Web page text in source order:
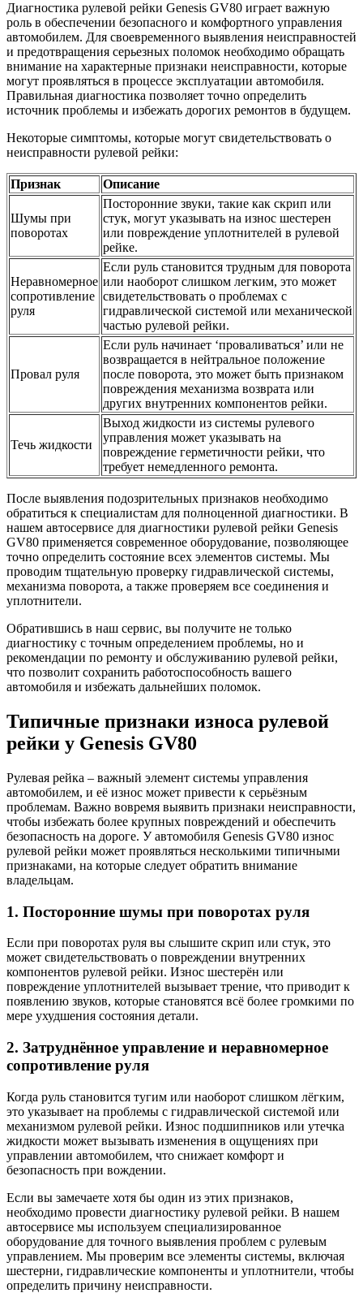
Диагностика рулевой рейки Genesis GV80 играет важную
роль в обеспечении безопасного и комфортного управления
автомобилем. Для своевременного выявления неисправностей
и предотвращения серьезных поломок необходимо обращать
внимание на характерные признаки неисправности, которые
могут проявляться в процессе эксплуатации автомобиля.
Правильная диагностика позволяет точно определить
источник проблемы и избежать дорогих ремонтов в будущем.
Некоторые симптомы, которые могут свидетельствовать о
неисправности рулевой рейки:
Признак Описание
Шумы при
поворотах
Посторонние звуки, такие как скрип или
стук, могут указывать на износ шестерен
или повреждение уплотнителей в рулевой
рейке.
Неравномерное
сопротивление
руля
Если руль становится трудным для поворота
или наоборот слишком легким, это может
свидетельствовать о проблемах с
гидравлической системой или механической
частью рулевой рейки.
Провал руля
Если руль начинает ‘проваливаться’ или не
возвращается в нейтральное положение
после поворота, это может быть признаком
повреждения механизма возврата или
других внутренних компонентов рейки.
Течь жидкости
Выход жидкости из системы рулевого
управления может указывать на
повреждение герметичности рейки, что
требует немедленного ремонта.
После выявления подозрительных признаков необходимо
обратиться к специалистам для полноценной диагностики. В
нашем автосервисе для диагностики рулевой рейки Genesis
GV80 применяется современное оборудование, позволяющее
точно определить состояние всех элементов системы. Мы
проводим тщательную проверку гидравлической системы,
механизма поворота, а также проверяем все соединения и
уплотнители.
Обратившись в наш сервис, вы получите не только
диагностику с точным определением проблемы, но и
рекомендации по ремонту и обслуживанию рулевой рейки,
что позволит сохранить работоспособность вашего
автомобиля и избежать дальнейших поломок.
Типичные признаки износа рулевой
рейки у Genesis GV80
Рулевая рейка – важный элемент системы управления
автомобилем, и её износ может привести к серьёзным
проблемам. Важно вовремя выявить признаки неисправности,
чтобы избежать более крупных повреждений и обеспечить
безопасность на дороге. У автомобиля Genesis GV80 износ
рулевой рейки может проявляться несколькими типичными
признаками, на которые следует обратить внимание
владельцам.
1. Посторонние шумы при поворотах руля
Если при поворотах руля вы слышите скрип или стук, это
может свидетельствовать о повреждении внутренних
компонентов рулевой рейки. Износ шестерён или
повреждение уплотнителей вызывает трение, что приводит к
появлению звуков, которые становятся всё более громкими по
мере ухудшения состояния детали.
2. Затруднённое управление и неравномерное
сопротивление руля
Когда руль становится тугим или наоборот слишком лёгким,
это указывает на проблемы с гидравлической системой или
механизмом рулевой рейки. Износ подшипников или утечка
жидкости может вызывать изменения в ощущениях при
управлении автомобилем, что снижает комфорт и
безопасность при вождении.
Если вы замечаете хотя бы один из этих признаков,
необходимо провести диагностику рулевой рейки. В нашем
автосервисе мы используем специализированное
оборудование для точного выявления проблем с рулевым
управлением. Мы проверим все элементы системы, включая
шестерни, гидравлические компоненты и уплотнители, чтобы
определить причину неисправности.